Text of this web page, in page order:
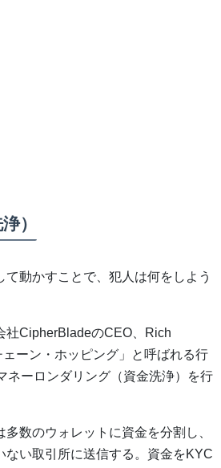
）
て動かすことで、犯人は何をしよう
社CipherBladeのCEO、Rich
ーン・ホッピング」と呼ばれる行
ネーロンダリング（資金洗浄）を行
数のウォレットに資金を分割し、
ない取引所に送信する。資金をKYC